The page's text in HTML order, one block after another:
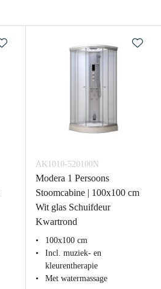
AK1010-520100N
Modera 1 Persoons
Stoomcabine | 100x100 cm
Wit glas Schuifdeur
Kwartrond
100x100 cm
Incl. muziek- en
kleurentherapie
Met watermassage